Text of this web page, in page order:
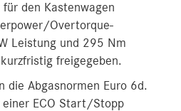
den Kastenwagen
Overtorque-
Leistung und 295 Nm
freigegeben.
die Abgasnormen Euro 6d.
ECO Start/Stopp